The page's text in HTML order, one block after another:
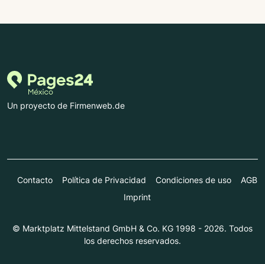
Un proyecto de Firmenweb.de
Contacto Política de Privacidad Condiciones de uso
AGB
Imprint
© Marktplatz Mittelstand GmbH & Co. KG 1998 - 2026. Todos
los derechos reservados.